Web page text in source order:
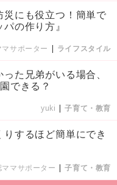
災にも役立つ！簡単で
の作り方』
サポーター | ライフスタイル
た兄弟がいる場合、
できる？
yuki |子育て・教育
りするほど簡単にでき
マサポーター |子育て・教育